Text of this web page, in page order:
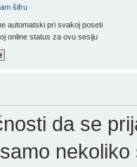
šifru
automatski pri svakoj poseti
online status za ovu sesiju
da se